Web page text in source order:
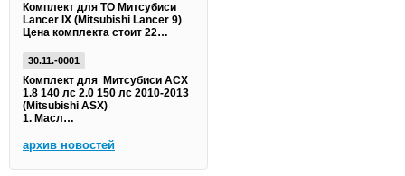
Комплект для ТО Митсубиси
Lancer IX (Mitsubishi Lancer 9)
Цена комплекта стоит 22…
30.11.-0001
Комплект для Митсубиси АСХ
1.8 140 лс 2.0 150 лс 2010-2013
(Mitsubishi ASX)
1. Масл…
архив новостей